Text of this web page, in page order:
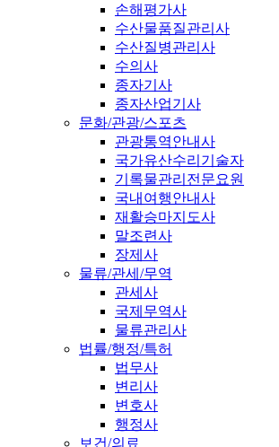
손해평가사
수산물품질관리사
수산질병관리사
수의사
종자기사
종자산업기사
문화/관광/스포츠
관광통역안내사
국가유산수리기술자
기록물관리전문요원
국내여행안내사
재활승마지도사
말조련사
장제사
물류/관세/무역
관세사
국제무역사
물류관리사
법률/행정/특허
법무사
변리사
변호사
행정사
보건/의료